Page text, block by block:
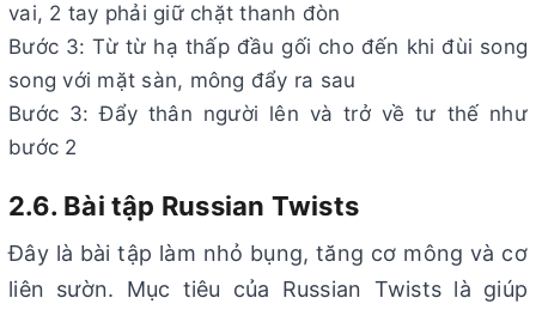
vai, 2 tay phải giữ chặt thanh đòn
Bước 3: Từ từ hạ thấp đầu gối cho đến khi đùi song
song với mặt sàn, mông đẩy ra sau
Bước 3: Đẩy thân người lên và trở về tư thế như
bước 2
2.6. Bài tập Russian Twists
Đây là bài tập làm nhỏ bụng, tăng cơ mông và cơ
liên sườn. Mục tiêu của Russian Twists là giúp